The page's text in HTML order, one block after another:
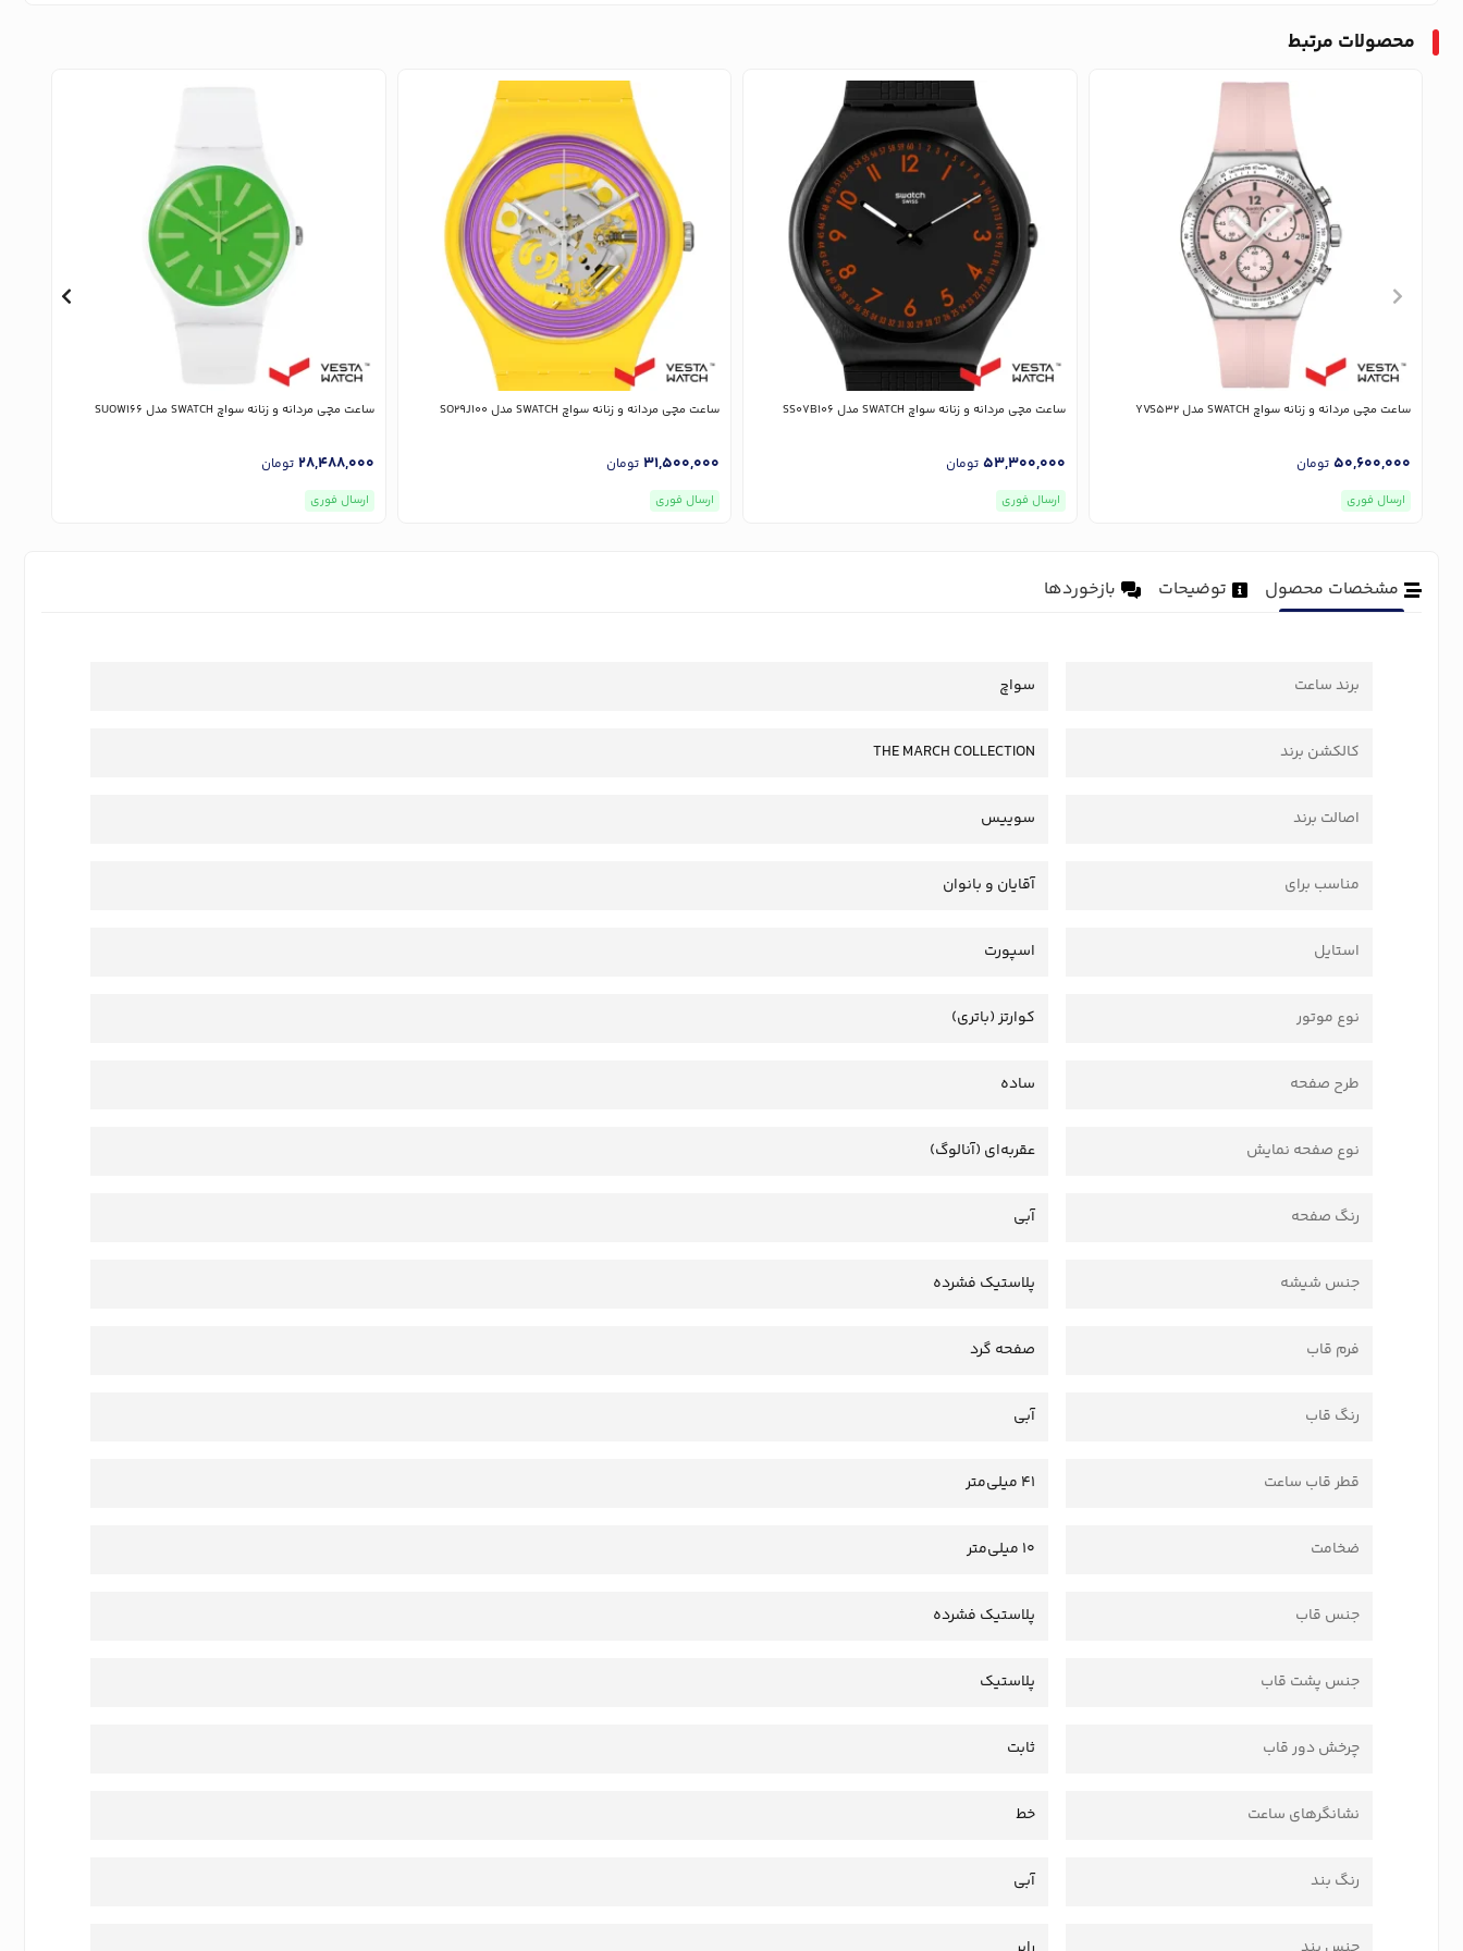
محصولات مرتبط
ساعت مچی مردانه و زنانه سواچ SWATCH مدل YVS532
50,600,000 تومان
ارسال فوری
ساعت مچی مردانه و زنانه سواچ SWATCH مدل SS07B106
53,300,000 تومان
ارسال فوری
ساعت مچی مردانه و زنانه سواچ SWATCH مدل SO29J100
31,500,000 تومان
ارسال فوری
ساعت مچی مردانه و زنانه سواچ SWATCH مدل SUOW166
28,488,000 تومان
ارسال فوری
مشخصات محصول توضیحات بازخوردها
برند ساعت سواچ
کالکشن برند THE MARCH COLLECTION
اصالت برند سوییس
مناسب برای آقایان و بانوان
استایل اسپورت
نوع موتور کوارتز (باتری)
طرح صفحه ساده
نوع صفحه نمایش عقربه‌ای (آنالوگ)
رنگ صفحه آبی
جنس شیشه پلاستیک فشرده
فرم قاب صفحه گرد
رنگ قاب آبی
قطر قاب ساعت 41 میلی‌متر
ضخامت 10 میلی‌متر
جنس قاب پلاستیک فشرده
جنس پشت قاب پلاستیک
چرخش دور قاب ثابت
نشانگرهای ساعت خط
رنگ بند آبی